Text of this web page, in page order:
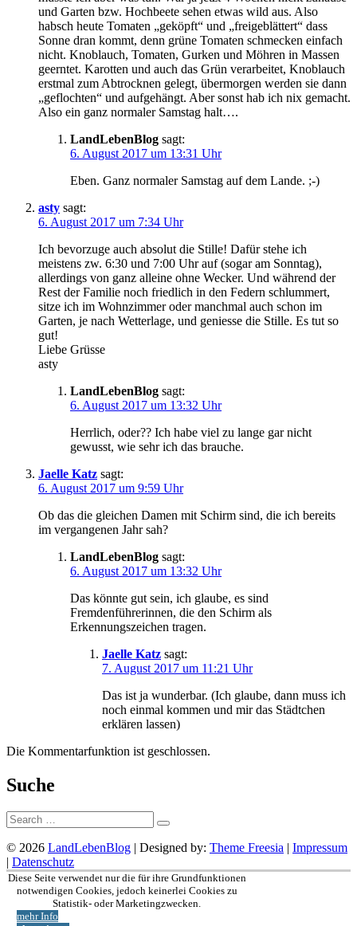
und Garten bzw. Hochbeete sehen etwas wild aus. Also
habsch heute Tomaten „geköpft“ und „freigeblättert“ dass
Sonne dran kommt, denn grüne Tomaten schmecken einfach
nicht. Knoblauch, Tomaten, Gurken und Möhren in Massen
geerntet. Karotten und auch das Grün verarbeitet, Knoblauch
erstmal zum Abtrocknen gelegt, übermorgen werden sie dann
„geflochten“ und aufgehängt. Aber sonst hab ich nix gemacht.
Also ein ganz normaler Samstag halt….
LandLebenBlog sagt:
6. August 2017 um 13:31 Uhr
Eben. Ganz normaler Samstag auf dem Lande. ;-)
asty sagt:
6. August 2017 um 7:34 Uhr
Ich bevorzuge auch absolut die Stille! Dafür stehe ich
meistens zw. 6:30 und 7:00 Uhr auf (sogar am Sonntag),
allerdings von ganz alleine ohne Wecker. Und während der
Rest der Familie noch friedlich in den Federn schlummert,
sitze ich im Wohnzimmer oder manchmal auch schon im
Garten, je nach Wetterlage, und geniesse die Stille. Es tut so
gut!
Liebe Grüsse
asty
LandLebenBlog sagt:
6. August 2017 um 13:32 Uhr
Herrlich, oder?? Ich habe viel zu lange gar nicht
gewusst, wie sehr ich das brauche.
Jaelle Katz sagt:
6. August 2017 um 9:59 Uhr
Ob das die gleichen Damen mit Schirm sind, die ich bereits
im vergangenen Jahr sah?
LandLebenBlog sagt:
6. August 2017 um 13:32 Uhr
Das könnte gut sein, ich glaube, es sind
Fremdenführerinnen, die den Schirm als
Erkennungszeichen tragen.
Jaelle Katz sagt:
7. August 2017 um 11:21 Uhr
Das ist ja wunderbar. (Ich glaube, dann muss ich
noch einmal kommen und mir das Städtchen
erklären lassen)
Die Kommentarfunktion ist geschlossen.
Suche
Suche:
© 2026 LandLebenBlog | Designed by: Theme Freesia | Impressum
| Datenschutz
Nach
oben
Diese Seite verwendet nur die für ihre Grundfunktionen
notwendigen Cookies, jedoch keinerlei Cookies zu
Statistik- oder Marketingzwecken.
mehr Info